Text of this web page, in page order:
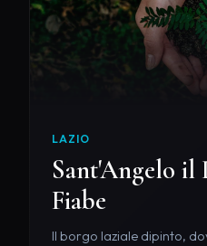
LAZIO
Sant'Angelo il
Fiabe
Il borgo laziale dipinto,